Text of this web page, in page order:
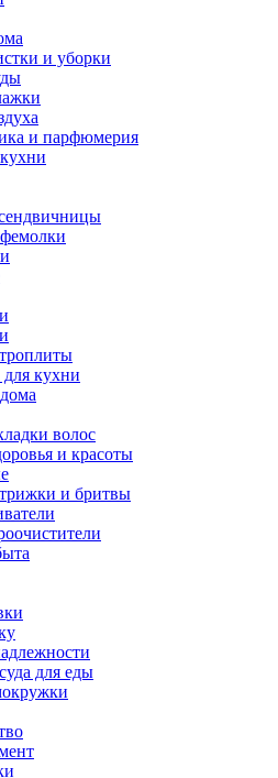
и уборки
и парфюмерия
для кухни
волос
и красоты
и бритвы
для еды